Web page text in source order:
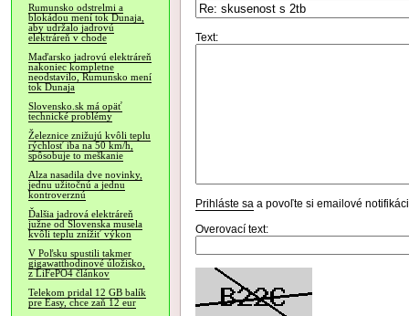
Rumunsko odstrelmi a
blokádou mení tok Dunaja,
aby udržalo jadrovú
elektráreň v chode
Maďarsko jadrovú elektráreň
nakoniec kompletne
neodstavilo, Rumunsko mení
tok Dunaja
Slovensko.sk má opäť
technické problémy
Železnice znižujú kvôli teplu
rýchlosť iba na 50 km/h,
spôsobuje to meškanie
Alza nasadila dve novinky,
jednu užitočnú a jednu
kontroverznú
Ďalšia jadrová elektráreň
južne od Slovenska musela
kvôli teplu znížiť výkon
V Poľsku spustili takmer
gigawatthodinové úložisko,
z LiFePO4 článkov
Telekom pridal 12 GB balík
pre Easy, chce zaň 12 eur
Text:
Prihláste sa a povoľte si emailové
Overovací text: